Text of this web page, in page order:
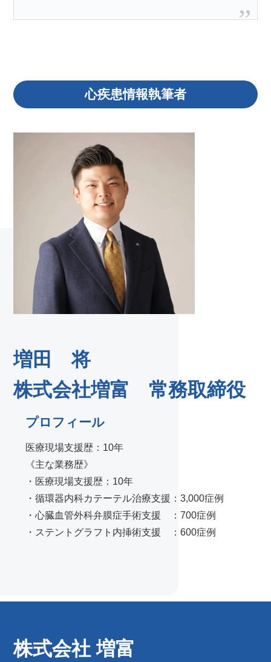
心疾患情報執筆者
増田 将
株式会社増富 常務取締役
プロフィール
医療現場支援歴：10年
《主な業務歴》
・医療現場支援歴：10年
・循環器内科カテーテル治療支援：3,000症例
・心臓血管外科弁膜症手術支援 ：700症例
・ステントグラフト内挿術支援 ：600症例
株式会社 増富